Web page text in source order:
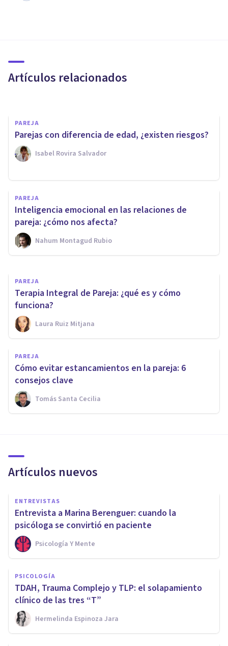
Artículos relacionados
pareja dice esto sobre ti
PAREJA
Parejas con diferencia de edad, ¿existen riesgos?
Isabel Rovira Salvador
PAREJA
Inteligencia emocional en las relaciones de
pareja: ¿cómo nos afecta?
Nahum Montagud Rubio
Falta de comunicación en la
pareja: 8 maneras en las que
se expresa
Andrés Carrillo
PAREJA
Terapia Integral de Pareja: ¿qué es y cómo
funciona?
Laura Ruiz Mitjana
PAREJA
Cómo evitar estancamientos en la pareja: 6
consejos clave
Tomás Santa Cecilia
Artículos nuevos
ENTREVISTAS
Entrevista a Marina Berenguer: cuando la
psicóloga se convirtió en paciente
Psicología Y Mente
PSICOLOGÍA
TDAH, Trauma Complejo y TLP: el solapamiento
clínico de las tres “T”
Hermelinda Espinoza Jara